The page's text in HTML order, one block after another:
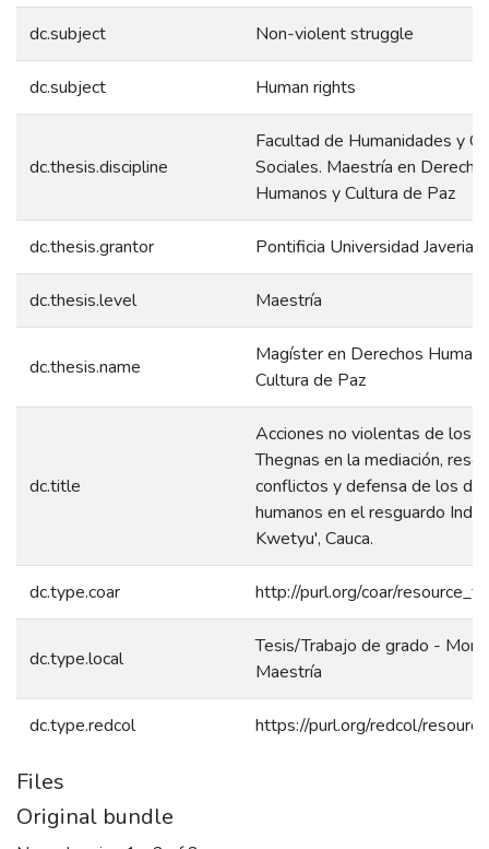
dc.subject Non-violent struggle
dc.subject Human rights
dc.thesis.discipline
Facultad de Humanidades y
Sociales. Maestría en
Humanos y Cultura de Paz
dc.thesis.grantor Pontificia Universidad
dc.thesis.level Maestría
dc.thesis.name
Magíster en Derechos
Cultura de Paz
dc.title
Acciones no violentas de los
Thegnas en la mediación,
conflictos y defensa de los
humanos en el resguardo
Kwetyu', Cauca.
dc.type.coar http://purl.org/coar/
dc.type.local
Tesis/Trabajo de grado -
Maestría
dc.type.redcol https://purl.org/redcol/
Files
Original bundle